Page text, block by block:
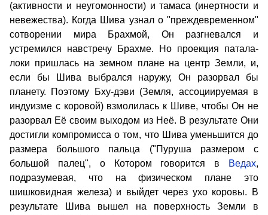
(активности и неугомонности) и тамаса (инертности и
невежества). Когда Шива узнал о "преждевременном"
сотворении мира Брахмой, Он разгневался и
устремился навстречу Брахме. Но проекция патала-
локи пришлась на земном плане на центр Земли, и,
если бы Шива выбрался наружу, Он разорвал бы
планету. Поэтому Бху-дэви (Земля, ассоциируемая в
индуизме с коровой) взмолилась к Шиве, чтобы Он не
разорвал Её своим выходом из Неё. В результате Они
достигли компромисса о том, что Шива уменьшится до
размера большого пальца ("Пуруша размером с
большой палец", о Котором говорится в
Ведах,
подразумевая, что на физическом плане это
шишковидная железа) и выйдет через ухо коровы. В
результате Шива вышел на поверхность Земли в